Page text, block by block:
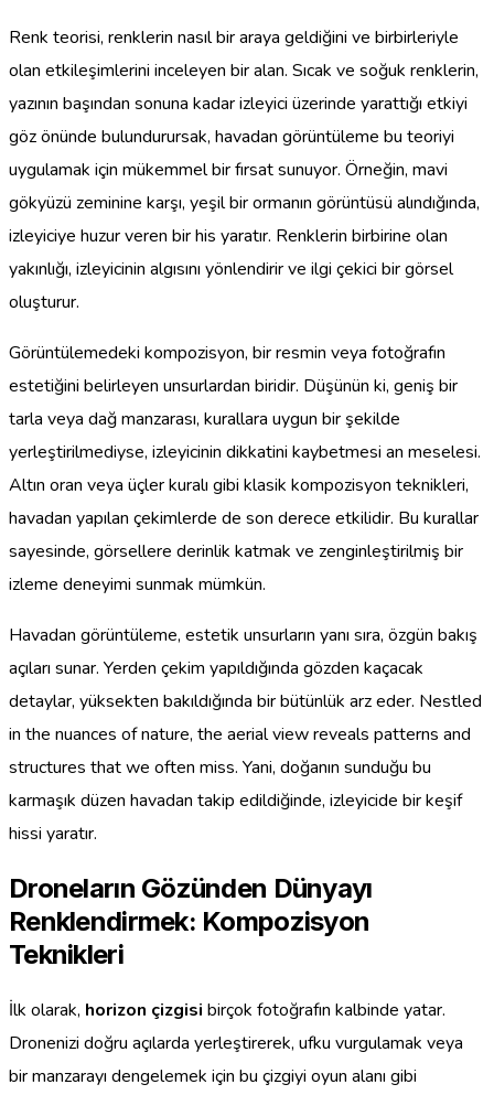
Renk teorisi, renklerin nasıl bir araya geldiğini ve birbirleriyle
olan etkileşimlerini inceleyen bir alan. Sıcak ve soğuk renklerin,
yazının başından sonuna kadar izleyici üzerinde yarattığı etkiyi
göz önünde bulundurursak, havadan görüntüleme bu teoriyi
uygulamak için mükemmel bir fırsat sunuyor. Örneğin, mavi
gökyüzü zeminine karşı, yeşil bir ormanın görüntüsü alındığında,
izleyiciye huzur veren bir his yaratır. Renklerin birbirine olan
yakınlığı, izleyicinin algısını yönlendirir ve ilgi çekici bir görsel
oluşturur.
Görüntülemedeki kompozisyon, bir resmin veya fotoğrafın
estetiğini belirleyen unsurlardan biridir. Düşünün ki, geniş bir
tarla veya dağ manzarası, kurallara uygun bir şekilde
yerleştirilmediyse, izleyicinin dikkatini kaybetmesi an meselesi.
Altın oran veya üçler kuralı gibi klasik kompozisyon teknikleri,
havadan yapılan çekimlerde de son derece etkilidir. Bu kurallar
sayesinde, görsellere derinlik katmak ve zenginleştirilmiş bir
izleme deneyimi sunmak mümkün.
Havadan görüntüleme, estetik unsurların yanı sıra, özgün bakış
açıları sunar. Yerden çekim yapıldığında gözden kaçacak
detaylar, yüksekten bakıldığında bir bütünlük arz eder. Nestled
in the nuances of nature, the aerial view reveals patterns and
structures that we often miss. Yani, doğanın sunduğu bu
karmaşık düzen havadan takip edildiğinde, izleyicide bir keşif
hissi yaratır.
Droneların Gözünden Dünyayı
Renklendirmek: Kompozisyon
Teknikleri
İlk olarak, horizon çizgisi birçok fotoğrafın kalbinde yatar.
Dronenizi doğru açılarda yerleştirerek, ufku vurgulamak veya
bir manzarayı dengelemek için bu çizgiyi oyun alanı gibi